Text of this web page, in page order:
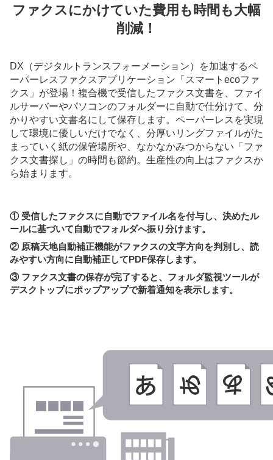
ファクスにかけていた費用も時間も大幅
削減！
DX（デジタルトランスフォーメーション）を加速するペ
ーパーレスファクスアプリケーション「スマートecoファ
クス」が登場！複合機で受信したファクス文書を、ファイ
ルサーバーやパソコンのフォルダーに自動で仕分けて、分
かりやすい文書名にして保存します。ペーパーレスを実現
して環境に優しいだけでなく、分厚いリングファイルがた
まっていく紙の保管場所や、なかなかみつからない「ファ
クス文書探し」の時間も節約。生産性の向上はファクスか
ら始まります。
① 受信したファクスに自動でファイル名を付与し、決めたル
ールに基づいて自動でフォルダへ振り分けます。
② 原稿天地自動補正機能がファクスの文字方向を判別し、読
みやすい方向に自動補正してPDF保存します。
③ ファクス文書の保存が完了すると、フォルダ監視ツールが
デスクトップにポップアップで新着通知を表示します。